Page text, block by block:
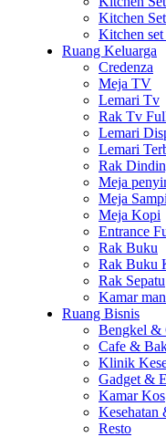
Kitchen Set
Kitchen
Ruang Keluarga
Credenza
Meja TV
Lemari Tv
Rak Tv
Lemari
Lemari
Rak
Meja
Meja
Meja Kopi
Entrance
Rak Buku
Rak Buku
Rak Sepatu
Kamar
Ruang Bisnis
Bengkel &
Cafe &
Klinik
Gadget &
Kamar Kos
Kesehatan
Resto